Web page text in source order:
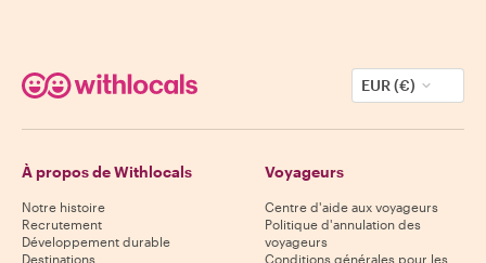
EUR (€)
À propos de Withlocals
Notre histoire
Recrutement
Développement durable
Destinations
Voyageurs
Centre d'aide aux voyageurs
Politique d'annulation des
voyageurs
Conditions générales pour les